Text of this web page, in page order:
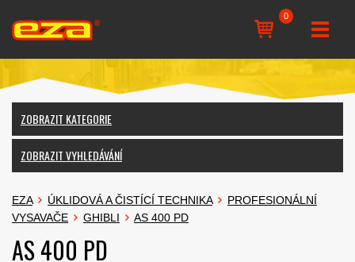
0
ZOBRAZIT KATEGORIE
ZOBRAZIT VYHLEDÁVÁNÍ
EZA ÚKLIDOVÁ A ČISTÍCÍ TECHNIKA
PROFESIONÁLNÍ
VYSAVAČE
GHIBLI AS 400 PD
AS 400 PD